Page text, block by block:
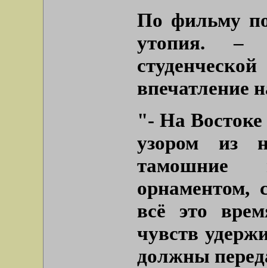
По фильму
утопия. –
впечатление
"- На Востоке
узором из
тамошние
орнаментом,
всё это
чувств
должны